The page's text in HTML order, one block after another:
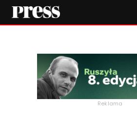
Reklama